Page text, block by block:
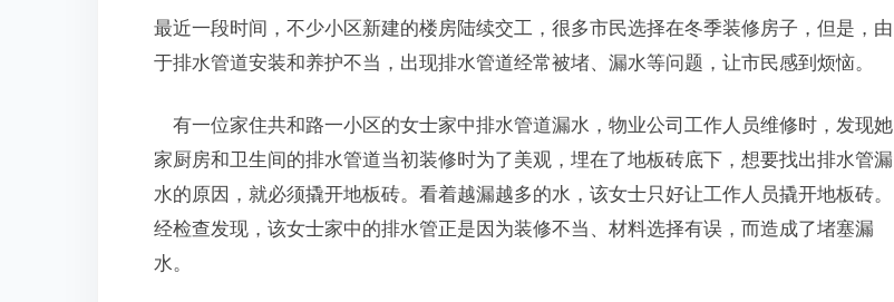
最近一段时间，不少小区新建的楼房陆续交工，很多市民选择在冬季装修房子，但是，由
于排水管道安装和养护不当，出现排水管道经常被堵、漏水等问题，让市民感到烦恼。
有一位家住共和路一小区的女士家中排水管道漏水，物业公司工作人员维修时，发现她
家厨房和卫生间的排水管道当初装修时为了美观，埋在了地板砖底下，想要找出排水管漏
水的原因，就必须撬开地板砖。看着越漏越多的水，该女士只好让工作人员撬开地板砖。
经检查发现，该女士家中的排水管正是因为装修不当、材料选择有误，而造成了堵塞漏
水。